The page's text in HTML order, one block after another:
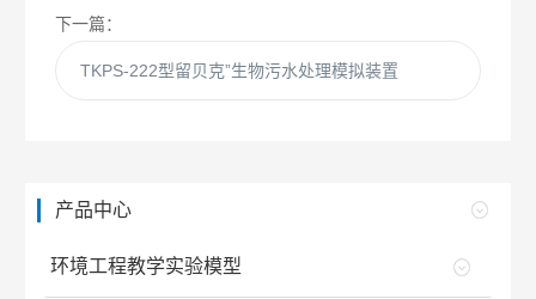
下一篇：
TKPS-222型留贝克”生物污水处理模拟装置
产品中心
环境工程教学实验模型